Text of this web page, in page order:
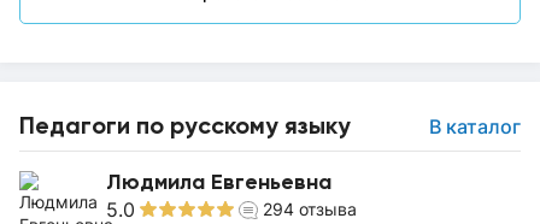
Педагоги по русскому языку В каталог
Людмила Евгеньевна
5.0 294 отзыва